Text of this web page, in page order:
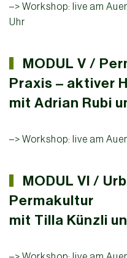
–> Workshop: live am
Uhr
MODUL V /
Praxis – aktiver
mit Adrian Rubi
–> Workshop: live am
MODUL VI /
Permakultur
mit Tilla Künzli